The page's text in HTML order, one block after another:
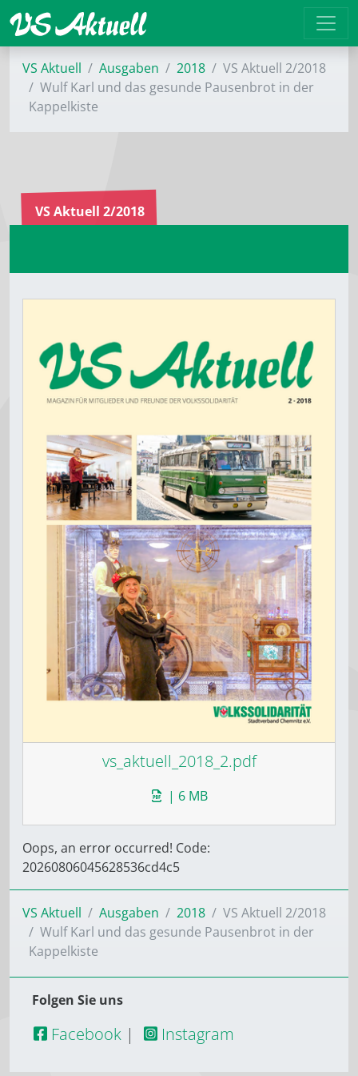
VS Aktuell Ausgaben 2018
VS Aktuell 2/2018
Wulf Karl und das gesunde Pausenbrot in der
Kappelkiste
VS Aktuell 2/2018
vs_aktuell_2018_2.pdf
| 6 MB
Oops, an error occurred! Code:
20260806045628536cd4c5
VS Aktuell Ausgaben 2018
VS Aktuell 2/2018
Wulf Karl und das gesunde Pausenbrot in der
Kappelkiste
Folgen Sie uns
Facebook | Instagram